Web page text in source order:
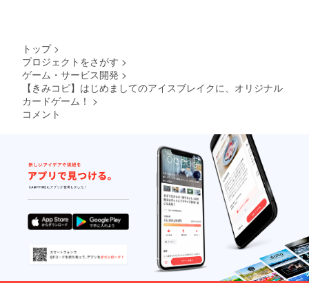
トップ >
プロジェクトをさがす >
ゲーム・サービス開発 >
【きみコピ】はじめましてのアイスブレイクに、オリジナル
カードゲーム！ >
コメント